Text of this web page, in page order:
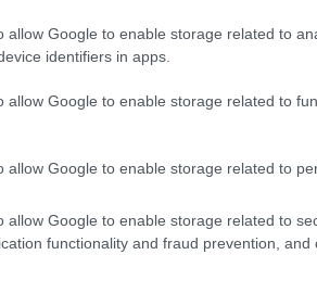
allow Google to enable storage related to
identifiers in apps.
allow Google to enable storage related to
allow Google to enable storage related to
allow Google to enable storage related to
functionality and fraud prevention, and
#mordpic.twitter.com/
Kiwi (@politischekiwi)
Μια άσχημα απανθρακωμένη
μέσα ενημέρωσης τον